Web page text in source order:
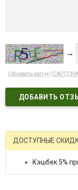
→
Обновить капчу
ДОСТУПНЫЕ
Кэшбек 5%